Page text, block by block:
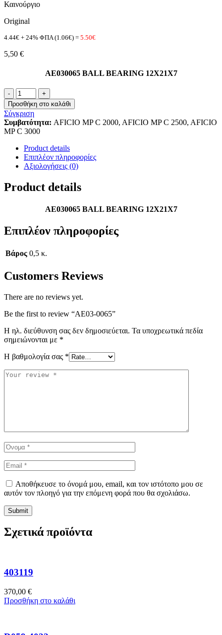
Καινούργιο
Original
4.44€ + 24% ΦΠΑ (1.06€) = 5.50€
5,50 €
AE030065 BALL BEARING 12X21X7
AE03-
0065
ποσότητα
Προσθήκη στο καλάθι
Σύγκριση
Συμβατότητα: AFICIO MP C 2000, AFICIO MP C 2500, AFICIO
MP C 3000
Product details
Επιπλέον πληροφορίες
Αξιολογήσεις (0)
Product details
AE030065 BALL BEARING 12X21X7
Επιπλέον πληροφορίες
Βάρος 0,5 κ.
Customers Reviews
There are no reviews yet.
Be the first to review “AE03-0065”
Η ηλ. διεύθυνση σας δεν δημοσιεύεται. Τα υποχρεωτικά πεδία
σημειώνονται με *
Η βαθμολογία σας *
Αποθήκευσε το όνομά μου, email, και τον ιστότοπο μου σε
αυτόν τον πλοηγό για την επόμενη φορά που θα σχολιάσω.
Σχετικά προϊόντα
403119
370,00 €
Προσθήκη στο καλάθι